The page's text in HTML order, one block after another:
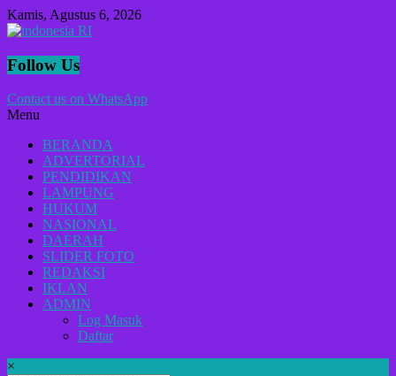
Lompat
ke
Kamis, Agustus 6, 2026
indonesia
Lugas
Menyikap
Berita,Terpercaya
Dan
Tegas
Follow Us
Contact us on WhatsApp
Menu
BERANDA
ADVERTORIAL
PENDIDIKAN
LAMPUNG
HUKUM
NASIONAL
DAERAH
SLIDER FOTO
REDAKSI
IKLAN
ADMIN
Log Masuk
Daftar
×